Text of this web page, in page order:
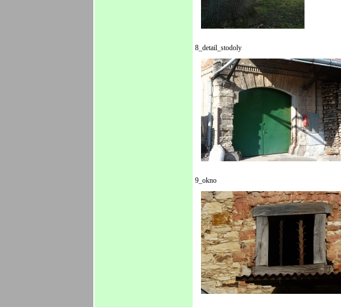
8_detail_stodoly
9_okno